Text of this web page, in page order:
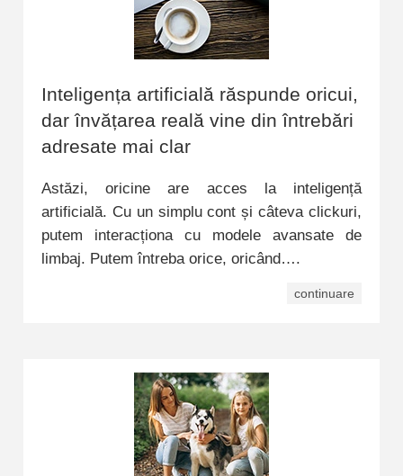
Inteligența artificială răspunde oricui,
dar învățarea reală vine din întrebări
adresate mai clar
Astăzi, oricine are acces la inteligență
artificială. Cu un simplu cont și câteva clickuri,
putem interacționa cu modele avansate de
limbaj. Putem întreba orice, oricând….
continuare